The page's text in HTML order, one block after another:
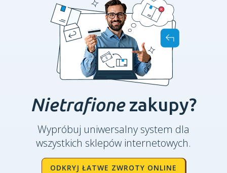
Nietrafionezakupy?
Wypróbuj uniwersalny system dla
wszystkich sklepów internetowych.
ODKRYJ ŁATWE ZWROTY ONLINE